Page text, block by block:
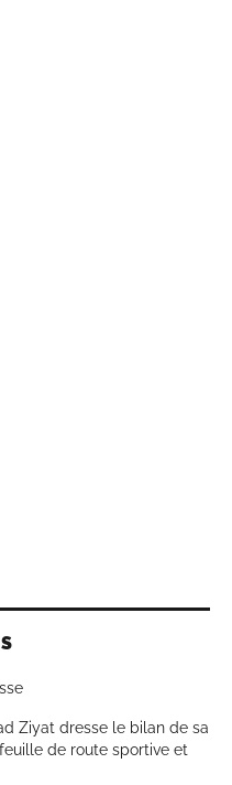
Ziyat dresse le bilan de sa
de route sportive et